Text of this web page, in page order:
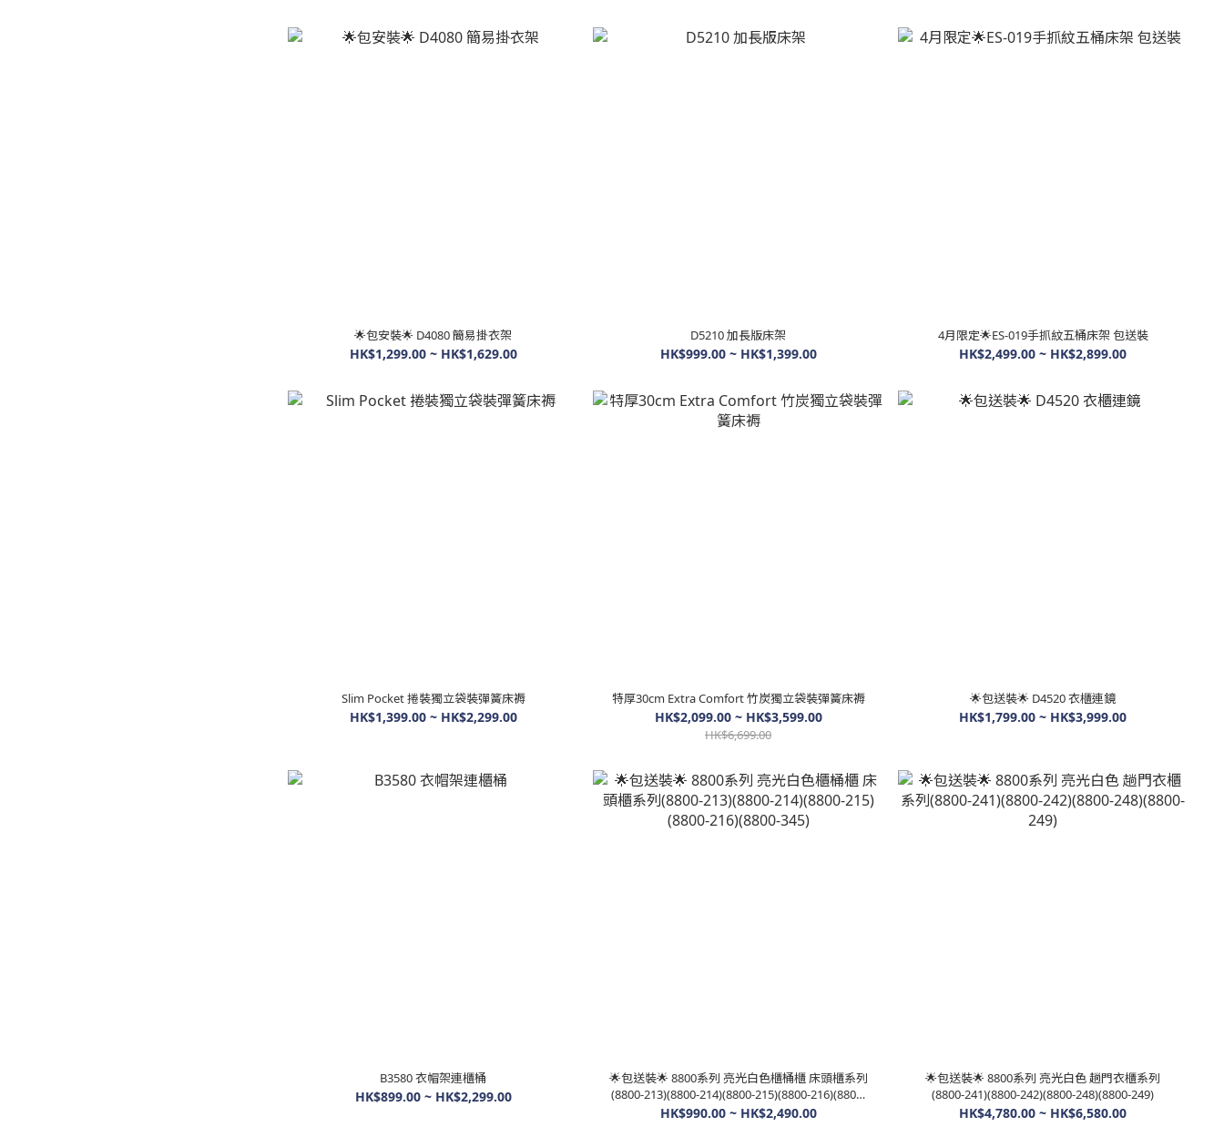
🌟包安裝🌟 D4080 簡易掛衣架
HK$1,299.00 ~ HK$1,629.00
D5210 加長版床架
HK$999.00 ~ HK$1,399.00
4月限定🌟ES-019手抓紋五桶床架 包送裝
HK$2,499.00 ~ HK$2,899.00
Slim Pocket 捲裝獨立袋裝彈簧床褥
HK$1,399.00 ~ HK$2,299.00
特厚30cm Extra Comfort 竹炭獨立袋裝彈簧床褥
HK$2,099.00 ~ HK$3,599.00
HK$6,699.00
🌟包送裝🌟 D4520 衣櫃連鏡
HK$1,799.00 ~ HK$3,999.00
B3580 衣帽架連櫃桶
HK$899.00 ~ HK$2,299.00
🌟包送裝🌟 8800系列 亮光白色櫃桶櫃 床頭櫃系列
(8800-213)(8800-214)(8800-215)(8800-216)(8800-
345)
HK$990.00 ~ HK$2,490.00
🌟包送裝🌟 8800系列 亮光白色 趟門衣櫃系列
(8800-241)(8800-242)(8800-248)(8800-249)
HK$4,780.00 ~ HK$6,580.00